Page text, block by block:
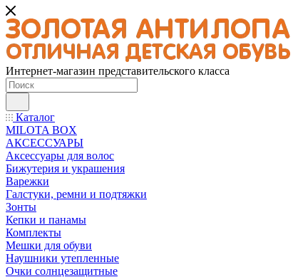
Интернет-магазин представительского класса
Каталог
MILOTA BOX
АКСЕССУАРЫ
Аксессуары для волос
Бижутерия и украшения
Варежки
Галстуки, ремни и подтяжки
Зонты
Кепки и панамы
Комплекты
Мешки для обуви
Наушники утепленные
Очки солнцезащитные